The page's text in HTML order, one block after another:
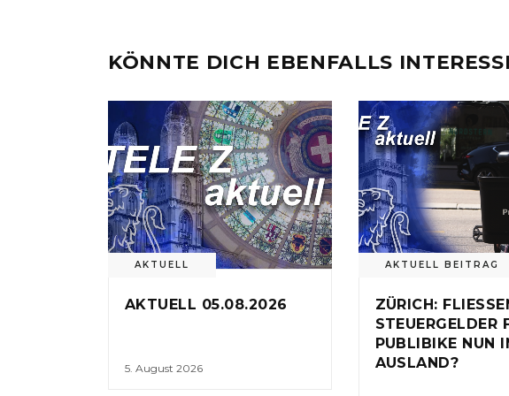
KÖNNTE DICH EBENFALLS
AKTUELL
AKTUELL 05.08.2026
5. August 2026
AKTUELL BEITRAG
ZÜRICH:
STEUERGELDER
PUBLIBIKE NUN
AUSLAND?